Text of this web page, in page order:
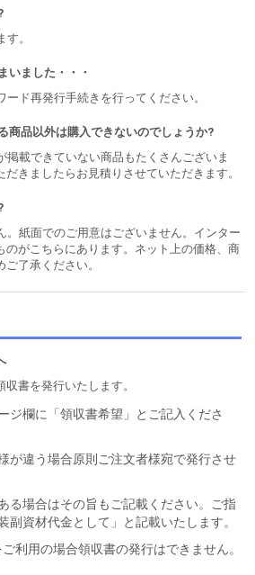
。
いました・・・
ード再発行手続きを行ってください。
商品以外は購入できないのでしょうか?
掲載できていない商品もたくさんございま
きましたらお見積りさせていただきます。
。紙面でのご用意はございません。インター
のがこちらにあります。ネット上の価格、商
了承ください。
書を発行いたします。
ジ欄に「領収書希望」とご記入くださ
が違う場合原則ご注文者様宛で発行させ
る場合はその旨もご記載ください。ご指
副資材代金として」と記載いたします。
利用の場合領収書の発行はできません。